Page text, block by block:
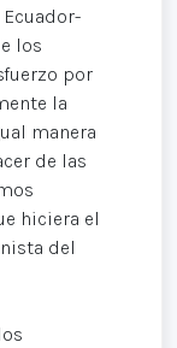
los
por
la
manera
de las
hiciera el
del